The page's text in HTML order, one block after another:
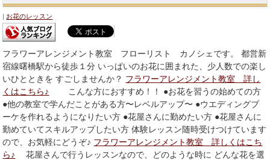
お花のレッスン
フラワーアレンジメント教室 フローリスト カノシェです。 都営新
宿線曙橋駅から徒歩１分 いっぱいのお花に囲まれた、少人数での楽し
いひとときを すごしませんか？ フラワーアレンジメント教室 詳し
くはこちら♪ こんな方におすすめ！！ ●お花を習うの始めての方
●他の教室で学んだことがある方〜レベルアップ〜 ●ウエディングブ
ーケを作れるようになりたい方 ●花屋さんに勤めたい方 ●花屋さんに
勤めていてスキルアップしたい方 体験レッスン随時受けつけています
ので、お気軽にどうぞ♪ フラワーアレンジメント教室 詳しくはこち
ら♪ 花屋さんで行うレッスンなので、どのような時に どんな花を選